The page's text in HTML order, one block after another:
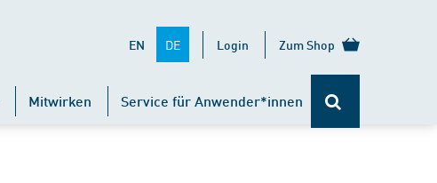
EN DE Login Zum Shop
Mitwirken Service für Anwender*innen